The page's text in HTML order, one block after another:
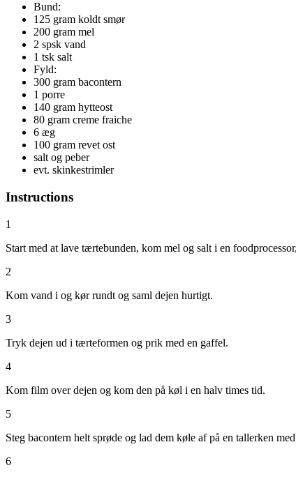
Bund:
125 gram koldt smør
200 gram mel
2 spsk vand
1 tsk salt
Fyld:
300 gram bacontern
1 porre
140 gram hytteost
80 gram creme fraiche
6 æg
100 gram revet ost
salt og peber
evt. skinkestrimler
Instructions
1
Start med at lave tærtebunden, kom mel og salt i en
2
Kom vand i og kør rundt og saml dejen hurtigt.
3
Tryk dejen ud i tærteformen og prik med en gaffel.
4
Kom film over dejen og kom den på køl i en halv times tid.
5
Steg bacontern helt sprøde og lad dem køle af på en tallerken
6